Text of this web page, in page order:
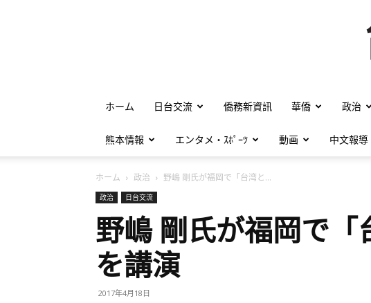
ホーム 日台交流 僑務新資訊 華僑 政治
熊本情報 エンタメ・ｽﾎﾟｰﾂ 動画 中文報導
ホーム 政治 野嶋 剛氏が福岡で「台湾と...
政治 日台交流
野嶋 剛氏が福岡で「
を講演
2017年4月18日